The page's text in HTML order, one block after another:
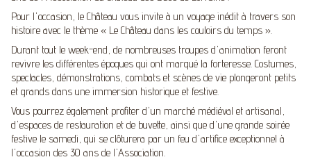
Pour l'occasion, le Château vous invite à un voyage inédit à travers son
histoire avec le thème « Le Château dans les couloirs du temps ».
Durant tout le week-end, de nombreuses troupes d'animation feront
revivre les différentes époques qui ont marqué la forteresse. Costumes,
spectacles, démonstrations, combats et scènes de vie plongeront petits
et grands dans une immersion historique et festive.
Vous pourrez également profiter d'un marché médiéval et artisanal,
d'espaces de restauration et de buvette, ainsi que d'une grande soirée
festive le samedi, qui se clôturera par un feu d'artifice exceptionnel à
l'occasion des 30 ans de l'Association.